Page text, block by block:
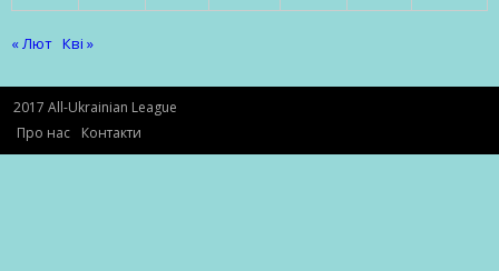
« Лют Кві »
2017 All-Ukrainian League
Про нас
Контакти